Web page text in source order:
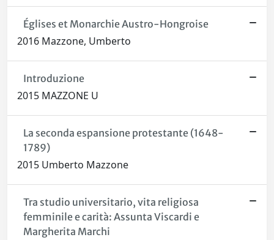
Églises et Monarchie Austro-Hongroise
2016 Mazzone, Umberto
Introduzione
2015 MAZZONE U
La seconda espansione protestante (1648-
1789)
2015 Umberto Mazzone
Tra studio universitario, vita religiosa
femminile e carità: Assunta Viscardi e
Margherita Marchi